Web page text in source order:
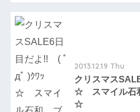
2013.12.19 Thu
クリスマス
☆ スマイル石
☆